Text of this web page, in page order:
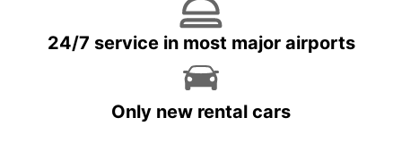
24/7 service in most major airports
Only new rental cars